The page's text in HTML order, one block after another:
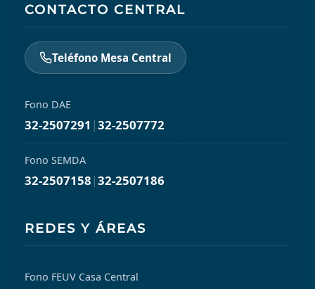
CONTACTO CENTRAL
Teléfono Mesa Central
Fono DAE
32-2507291 |32-2507772
Fono SEMDA
32-2507158 |32-2507186
REDES Y ÁREAS
Fono FEUV Casa Central